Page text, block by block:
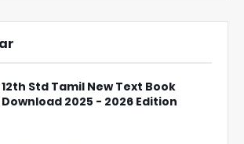
12th Std Tamil New Text Book
Download 2025 - 2026 Edition